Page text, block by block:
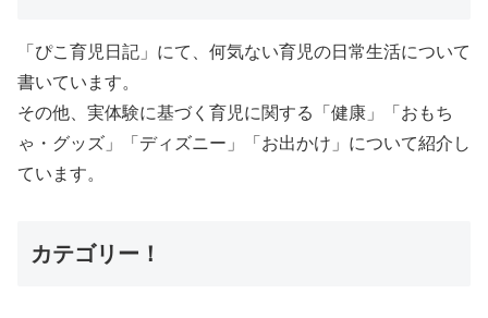
「ぴこ育児日記」にて、何気ない育児の日常生活について
書いています。
その他、実体験に基づく育児に関する「健康」「おもち
ゃ・グッズ」「ディズニー」「お出かけ」について紹介し
ています。
カテゴリー！